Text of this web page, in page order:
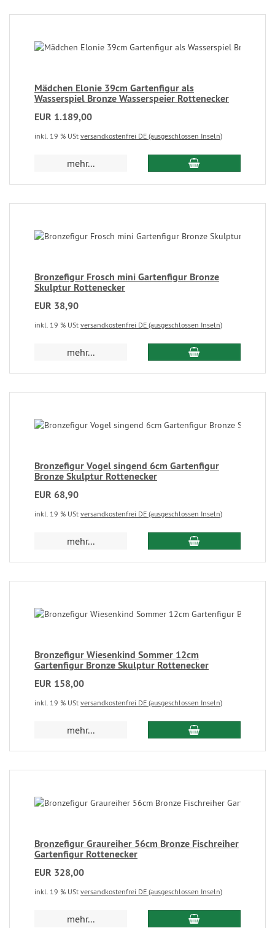
Mädchen Elonie 39cm Gartenfigur als
Wasserspiel Bronze Wasserspeier Rottenecker
EUR 1.189,00
inkl. 19 % USt versandkostenfrei DE (ausgeschlossen Inseln)
mehr...
Bronzefigur Frosch mini Gartenfigur Bronze
Skulptur Rottenecker
EUR 38,90
inkl. 19 % USt versandkostenfrei DE (ausgeschlossen Inseln)
mehr...
Bronzefigur Vogel singend 6cm Gartenfigur
Bronze Skulptur Rottenecker
EUR 68,90
inkl. 19 % USt versandkostenfrei DE (ausgeschlossen Inseln)
mehr...
Bronzefigur Wiesenkind Sommer 12cm
Gartenfigur Bronze Skulptur Rottenecker
EUR 158,00
inkl. 19 % USt versandkostenfrei DE (ausgeschlossen Inseln)
mehr...
Bronzefigur Graureiher 56cm Bronze Fischreiher
Gartenfigur Rottenecker
EUR 328,00
inkl. 19 % USt versandkostenfrei DE (ausgeschlossen Inseln)
mehr...